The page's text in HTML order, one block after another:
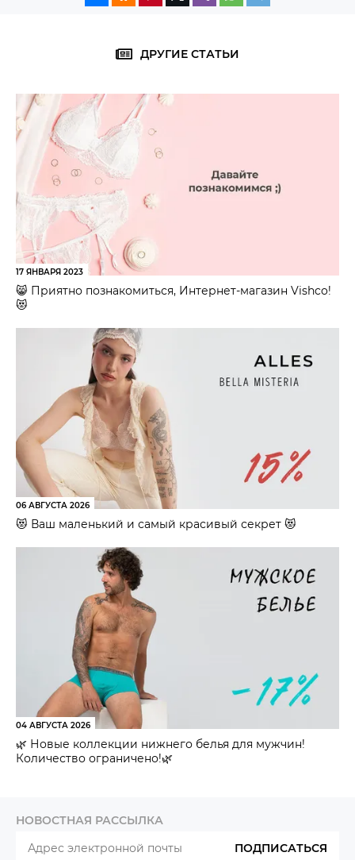
ДРУГИЕ СТАТЬИ
17 ЯНВАРЯ 2023
😸 Приятно познакомиться, Интернет-магазин Vishco!
😻
06 АВГУСТА 2026
😻 Ваш маленький и самый красивый секрет 😻
04 АВГУСТА 2026
🌿 Новые коллекции нижнего белья для мужчин!
Количество ограничено!🌿
НОВОСТНАЯ РАССЫЛКА
ПОДПИСАТЬСЯ